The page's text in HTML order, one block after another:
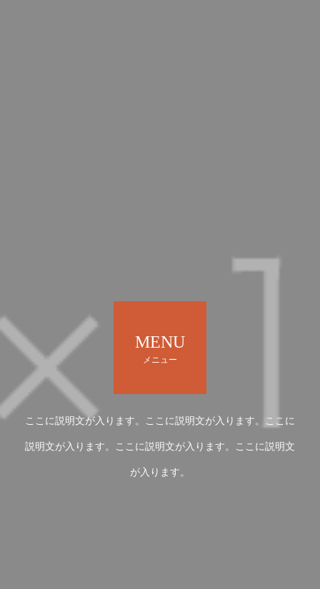
MENU
メニュー
ここに説明文が入ります。ここに説明文が入ります。ここに
説明文が入ります。ここに説明文が入ります。ここに説明文
が入ります。